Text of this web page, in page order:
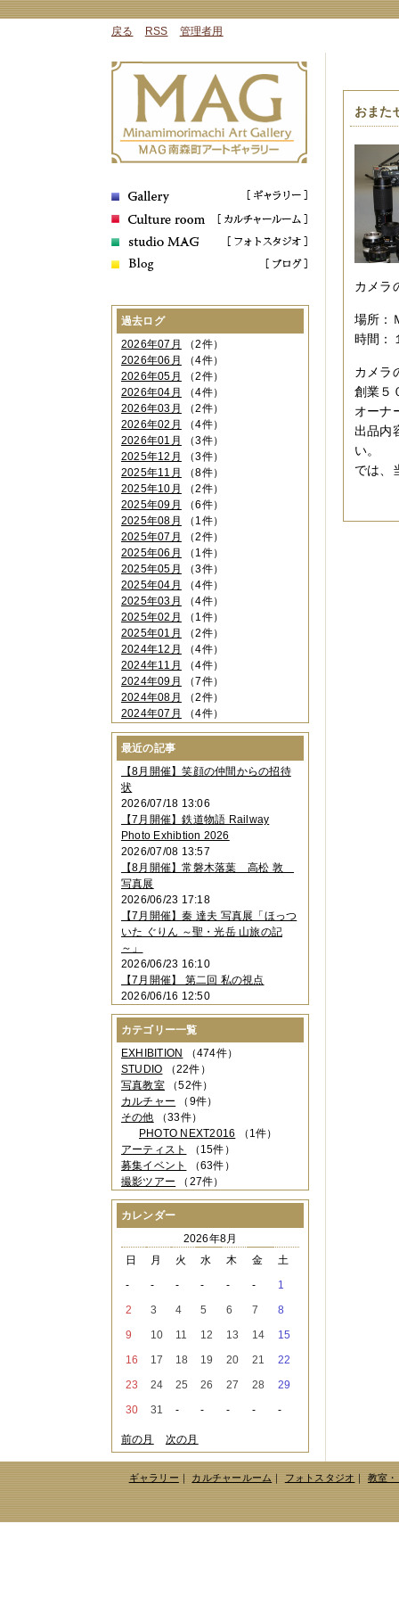
戻る RSS 管理者用
おまた
カメラ
場所：
時間：
カメラ
創業５
オーナ
出品内
い。
では、
過去ログ
2026年07月
（2件）
2026年06月
（4件）
2026年05月
（2件）
2026年04月
（4件）
2026年03月
（2件）
2026年02月
（4件）
2026年01月
（3件）
2025年12月
（3件）
2025年11月
（8件）
2025年10月
（2件）
2025年09月
（6件）
2025年08月
（1件）
2025年07月
（2件）
2025年06月
（1件）
2025年05月
（3件）
2025年04月
（4件）
2025年03月
（4件）
2025年02月
（1件）
2025年01月
（2件）
2024年12月
（4件）
2024年11月
（4件）
2024年09月
（7件）
2024年08月
（2件）
2024年07月
（4件）
2024年06月（4件）
2024年04月
2024年03月（3件）
2024年02月（2件）
2023年12月
2023年11月 （4件）
2023年10月（3件）
2023年09月（4件）
2023年08月 （1件）
2023年06月（3件）
2023年05月
2023年04月 （2件）
2023年03月（5件）
2023年02月（3件）
2023年01月
2022年12月 （3件）
2022年11月（2件）
2022年10月（4件）
2022年09月（2件）
2022年08月
（3件）
2022年07月（3件）
2022年05月（4件）
2022年04月（2件）
2022年03月
（5件）
2022年02月（3件）
2022年01月（3件）
2021年12月（2件）
2021年11月（3件）
2021年10月
（1件）
2021年08月
2021年07月（1件）
（3件）
2021年05月（2件）
2021年02月 （1件）
2020年12月（3件）
2020年11月 （6件）
2020年09月（5件）
2020年08月
2020年06月（2件）
2020年04月（4件）
2020年03月（9件）
2020年02月（3件）
2020年01月（5件）
2019年12月（3件）
最近の記事
【8月開催】笑顔の仲間からの招待
状
2026/07/18 13:06
【7月開催】鉄道物語 Railway
Photo Exhibtion 2026
2026/07/08 13:57
【8月開催】常磐木落葉 高松 敦
写真展
2026/06/23 17:18
【7月開催】秦 達夫 写真展「ほっつ
いた ぐりん ～聖・光岳 山旅の記
～」
2026/06/23 16:10
【7月開催】 第二回 私の視点
2026/06/16 12:50
カテゴリー一覧
EXHIBITION （474件）
STUDIO （22件）
写真教室（52件）
カルチャー （9件）
その他 （33件）
PHOTO NEXT2016 （1件）
アーティスト
（15件）
募集イベント
（63件）
撮影ツアー （27件）
カレンダー
2026年8月
日
月 火 水 木 金
土
-
- - - - -
1
2
3 4 5 6 7
8
9
10 11 12 13 14
15
16
17 18 19 20 21
22
23
24 25 26 27 28
29
30
31 - - - - -
前の月 次の月
ギャラリー｜ カルチャールーム｜ フォトスタジオ｜ 教室